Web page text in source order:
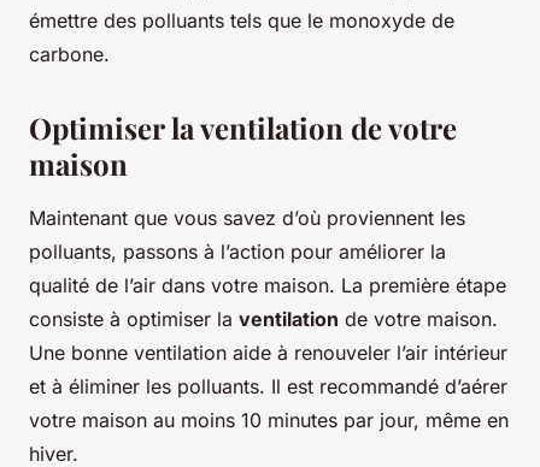
émettre des polluants tels que le monoxyde de
carbone.
Optimiser la ventilation de votre
maison
Maintenant que vous savez d’où proviennent les
polluants, passons à l’action pour améliorer la
qualité de l’air dans votre maison. La première étape
consiste à optimiser la ventilation de votre maison.
Une bonne ventilation aide à renouveler l’air intérieur
et à éliminer les polluants. Il est recommandé d’aérer
votre maison au moins 10 minutes par jour, même en
hiver.